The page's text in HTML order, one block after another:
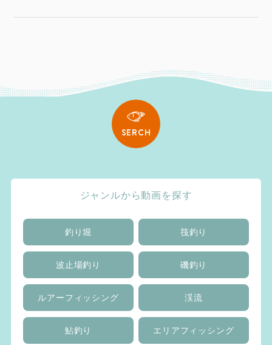
SERCH
ジャンルから動画を探す
釣り堀 筏釣り
波止場釣り 磯釣り
ルアーフィッシング 渓流
鮎釣り エリアフィッシング